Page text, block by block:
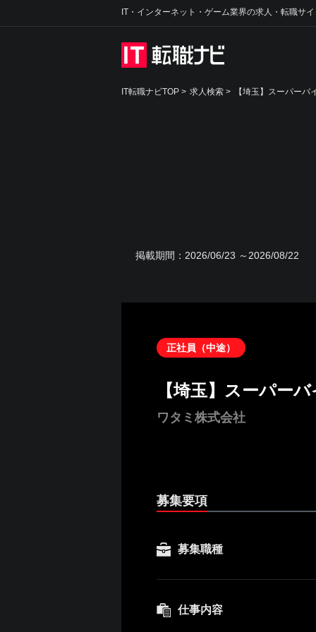
IT・インターネット・ゲーム業界の求人・転職サ
IT転職ナビTOP > 求人検索 > 【埼玉】スーパー
掲載期間： 2026/06/23 ～2026/08/22
正社員（中途）
【埼玉】スーパー
ワタミ株式会社
募集要項
募集職種
仕事内容